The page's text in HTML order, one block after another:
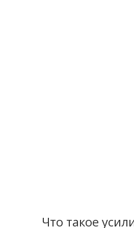
Что такое